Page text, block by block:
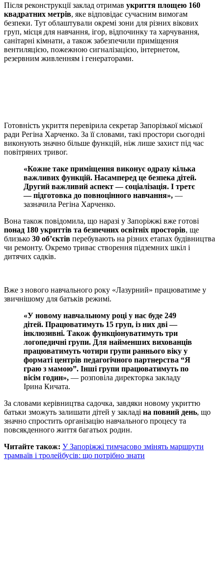
Після реконструкції заклад отримав укриття площею 160
квадратних метрів, яке відповідає сучасним вимогам
безпеки. Тут облаштували окремі зони для різних вікових
груп, місця для навчання, ігор, відпочинку та харчування,
санітарні кімнати, а також забезпечили приміщення
вентиляцією, пожежною сигналізацією, інтернетом,
резервним живленням і генераторами.
Готовність укриття перевірила секретар Запорізької міської
ради Регіна Харченко. За її словами, такі простори сьогодні
виконують значно більше функцій, ніж лише захист під час
повітряних тривог.
«Кожне таке приміщення виконує одразу кілька
важливих функцій. Насамперед це безпека дітей.
Другий важливий аспект — соціалізація. І третє
— підготовка до повноцінного навчання», —
зазначила Регіна Харченко.
Вона також повідомила, що наразі у Запоріжжі вже готові
понад 180 укриттів та безпечних освітніх просторів, ще
близько 30 об’єктів перебувають на різних етапах будівництва
чи ремонту. Окремо триває створення підземних шкіл і
дитячих садків.
Вже з нового навчального року «Лазурний» працюватиме у
звичнішому для батьків режимі.
«У новому навчальному році у нас буде 249
дітей. Працюватимуть 15 груп, із них дві —
інклюзивні. Також функціонуватимуть три
логопедичні групи. Для найменших вихованців
працюватимуть чотири групи раннього віку у
форматі центрів педагогічного партнерства “Я
граю з мамою”. Інші групи працюватимуть по
вісім годин», — розповіла директорка закладу
Ірина Кичата.
За словами керівництва садочка, завдяки новому укриттю
батьки зможуть залишати дітей у закладі на повний день, що
значно спростить організацію навчального процесу та
повсякденного життя багатьох родин.
Читайте також: У Запоріжжі тимчасово змінять маршрути
трамваїв і тролейбусів: що потрібно знати